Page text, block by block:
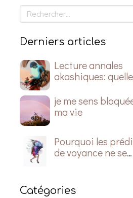
Rechercher
Derniers articles
Lecture annales
akashiques:
je me sens
ma vie
Pourquoi les
de voyance ne se
Catégories